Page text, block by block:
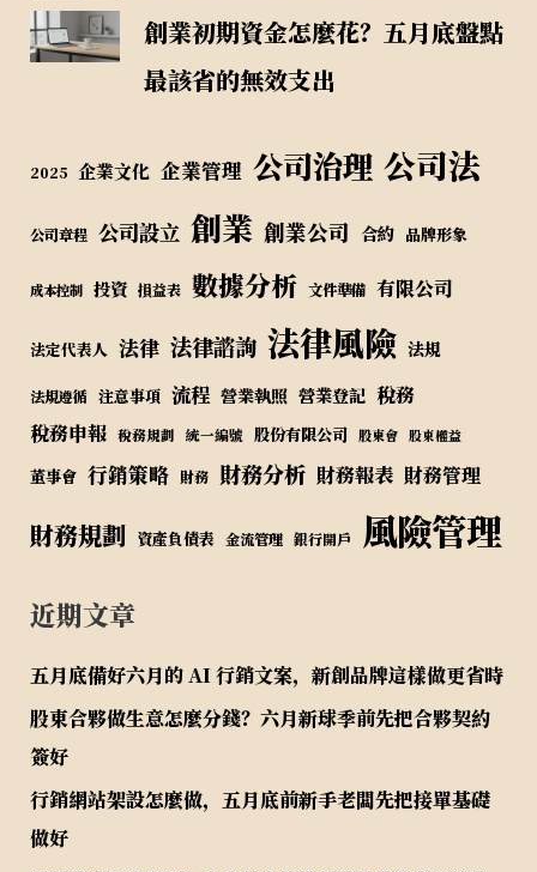
創業初期資金怎麼花？五月底盤點
最該省的無效支出
2025 企業文化 企業管理 公司治理 公司法
公司章程 公司設立 創業 創業公司 合約 品牌形象
成本控制 投資 損益表 數據分析 文件準備 有限公司
法定代表人 法律 法律諮詢 法律風險 法規
法規遵循 注意事項 流程 營業執照 營業登記 稅務
稅務申報 稅務規劃 統一編號 股份有限公司 股東會 股東權益
董事會 行銷策略 財務 財務分析 財務報表 財務管理
財務規劃 資產負債表 金流管理 銀行開戶 風險管理
近期文章
五月底備好六月的 AI 行銷文案，新創品牌這樣做更省時
股東合夥做生意怎麼分錢？六月新球季前先把合夥契約
簽好
行銷網站架設怎麼做，五月底前新手老闆先把接單基礎
做好